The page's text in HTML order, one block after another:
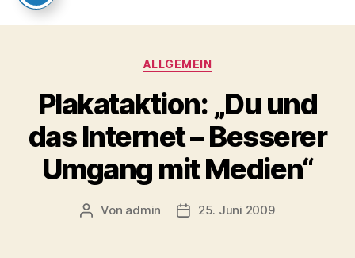
Kategorien
ALLGEMEIN
Plakataktion: „Du und
das Internet – Besserer
Umgang mit Medien“
Beitragsautor
Von admin Veröffentlichungsdatum
25. Juni 2009